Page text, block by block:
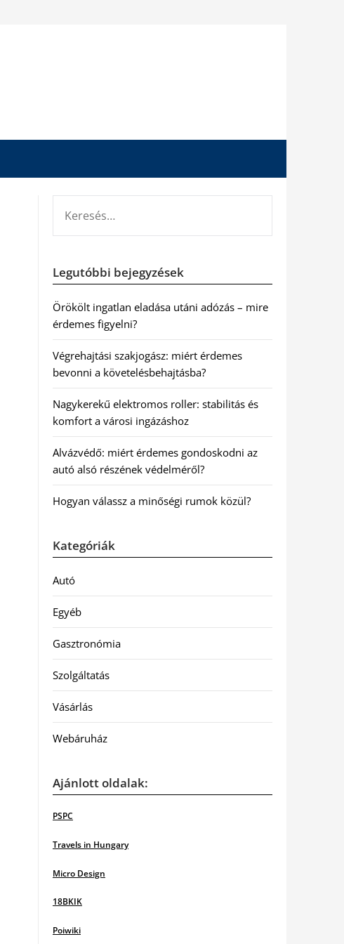
Legutóbbi bejegyzések
Örökölt ingatlan eladása utáni adózás – mire
érdemes figyelni?
Végrehajtási szakjogász: miért érdemes
bevonni a követelésbehajtásba?
Nagykerekű elektromos roller: stabilitás és
komfort a városi ingázáshoz
Alvázvédő: miért érdemes gondoskodni az
autó alsó részének védelméről?
Hogyan válassz a minőségi rumok közül?
Kategóriák
Autó
Egyéb
Gasztronómia
Szolgáltatás
Vásárlás
Webáruház
Ajánlott oldalak:
PSPC
Travels in Hungary
Micro Design
18BKIK
Poiwiki